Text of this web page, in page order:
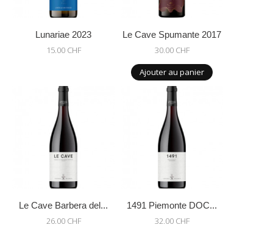
Lunariae 2023
15.00 CHF
Le Cave Spumante 2017
30.00 CHF
Ajouter au panier
Le Cave Barbera del...
26.00 CHF
1491 Piemonte DOC...
32.00 CHF